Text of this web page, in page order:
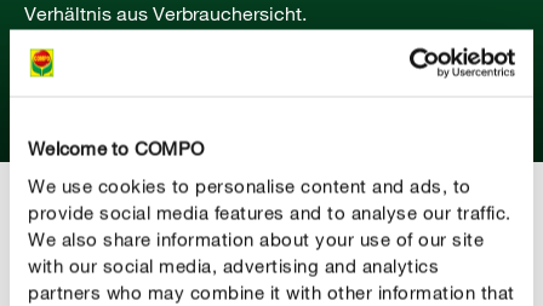
Welcome to COMPO
We use cookies to personalise content and ads, to
provide social media features and to analyse our traffic.
We also share information about your use of our site
with our social media, advertising and analytics
partners who may combine it with other information that
Verhältnis aus Verbrauchersicht.
NEUPRODUKTE IM ÜBERBLICK
Was gibt's Neues?